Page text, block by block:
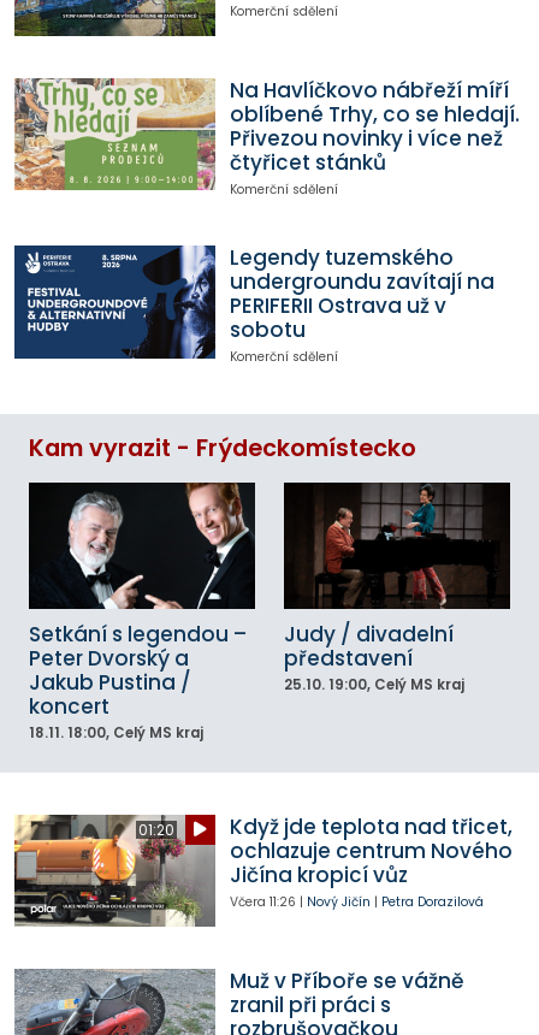
Komerční sdělení
Na Havlíčkovo nábřeží míří
oblíbené Trhy, co se hledají.
Přivezou novinky i více než
čtyřicet stánků
Komerční sdělení
Legendy tuzemského
undergroundu zavítají na
PERIFERII Ostrava už v
sobotu
Komerční sdělení
Kam vyrazit - Frýdeckomístecko
Setkání s legendou –
Peter Dvorský a
Jakub Pustina /
koncert
18.11. 18:00, Celý MS kraj
Judy / divadelní
představení
25.10. 19:00, Celý MS kraj
01:20
Když jde teplota nad třicet,
ochlazuje centrum Nového
Jičína kropicí vůz
Včera 11:26 | Nový Jičín | Petra Dorazilová
Muž v Příboře se vážně
zranil při práci s
rozbrušovačkou